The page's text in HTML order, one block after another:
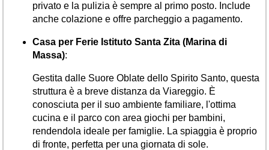
privato e la pulizia è sempre al primo posto. Include
anche colazione e offre parcheggio a pagamento.
Casa per Ferie Istituto Santa Zita (Marina di
Massa):
Gestita dalle Suore Oblate dello Spirito Santo, questa
struttura è a breve distanza da Viareggio. È
conosciuta per il suo ambiente familiare, l'ottima
cucina e il parco con area giochi per bambini,
rendendola ideale per famiglie. La spiaggia è proprio
di fronte, perfetta per una giornata di sole.